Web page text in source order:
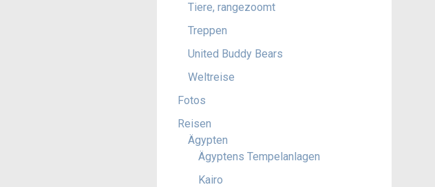
Tiere, rangezoomt
Treppen
United Buddy Bears
Weltreise
Fotos
Reisen
Ägypten
Ägyptens Tempelanlagen
Kairo